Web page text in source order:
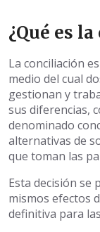
¿Qué es
La conciliación
medio del cual
gestionan y
sus diferencias,
denominado
alternativas de
que toman las
Esta decisión se
mismos efectos
definitiva para